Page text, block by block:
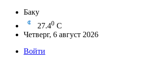
Баку
27.40 C
Четверг, 6 август 2026
Войти